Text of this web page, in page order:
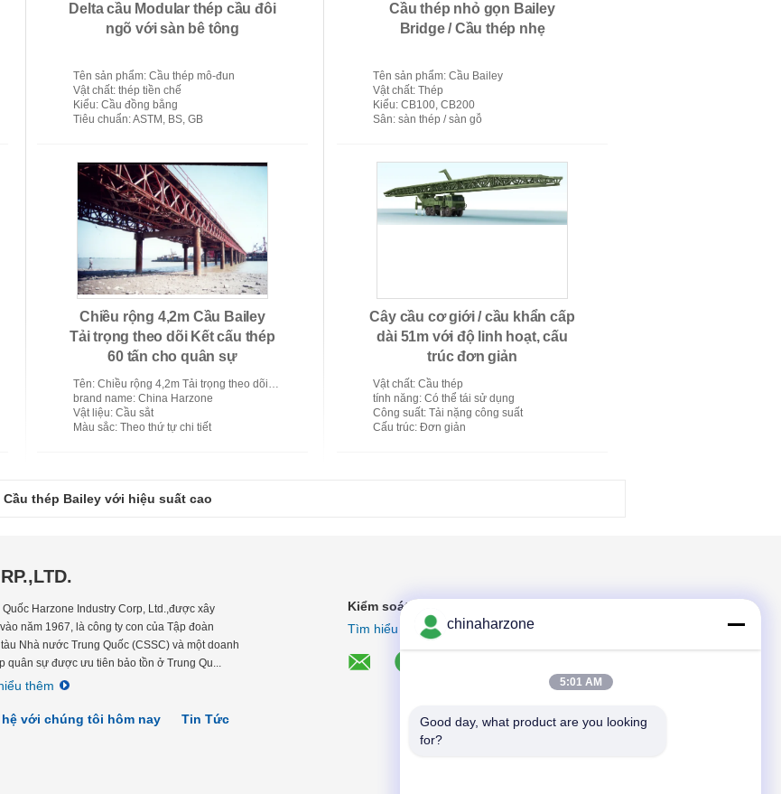
Modular Steel Bridge Cầu Bailey
Delta cầu Modular thép cầu đôi
ngõ với sàn bê tông
Tên sản phẩm: Cầu thép mô-đun
Vật chất: thép tiền chế
Kiểu: Cầu đồng bằng
Tiêu chuẩn: ASTM, BS, GB
Cầu thép nhỏ gọn Bailey
Bridge / Cầu thép nhẹ
Tên sản phẩm: Cầu Bailey
Vật chất: Thép
Kiểu: CB100, CB200
Sân: sàn thép / sàn gỗ
Chiều rộng 4,2m Cầu Bailey
Tải trọng theo dõi Kết cấu thép
60 tấn cho quân sự
Tên: Chiều rộng 4,2m Tải trọng theo dõi Cầu kết cấu thép 60 tấn
brand name: China Harzone
Vật liệu: Cầu sắt
Màu sắc: Theo thứ tự chi tiết
Cây cầu cơ giới / cầu khẩn cấp
dài 51m với độ linh hoạt, cấu
trúc đơn giản
Vật chất: Cầu thép
tính năng: Có thể tái sử dụng
Công suất: Tải nặng công suất
Cấu trúc: Đơn giản
Cầu thép Bailey với hiệu suất cao
Quốc Harzone Industry Corp, Ltd.,được xây
năm 1967, là công ty con của Tập đoàn
Nhà nước Trung Quốc (CSSC) và một doanh
quân sự được ưu tiên bảo tồn ở Trung Qu...
thêm
hệ với chúng tôi hôm nay Tin Tức
Kiểm soát chất lượng
Tìm hiểu thêm
chinaharzone
5:01 AM
Good day, what product are you looking
for?